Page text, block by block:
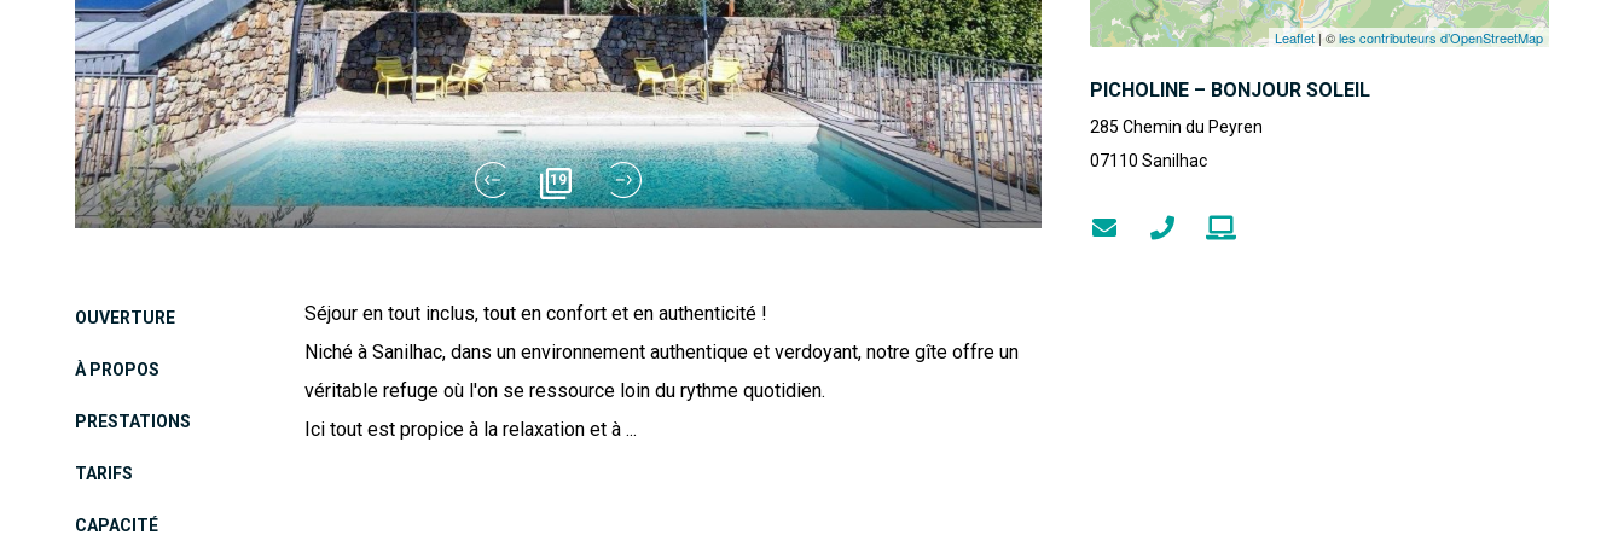
19
OUVERTURE
À PROPOS
PRESTATIONS
TARIFS
CAPACITÉ
Séjour en tout inclus, tout en confort et en authenticité !
Niché à Sanilhac, dans un environnement authentique et verdoyant, notre gîte offre un
véritable refuge où l'on se ressource loin du rythme quotidien.
Ici tout est propice à la relaxation et à ...
Leaflet| ©les contributeurs d’OpenStreetMap
PICHOLINE – BONJOUR SOLEIL
285 Chemin du Peyren
07110 Sanilhac